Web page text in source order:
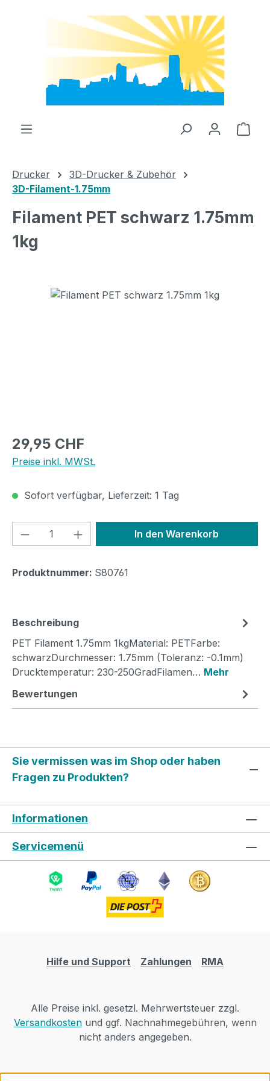
Zum Hauptinhalt springen
Drucker
3D-Drucker & Zubehör
3D-Filament-1.75mm
Filament PET schwarz 1.75mm
1kg
Bildergalerie überspringen
Regulärer Preis:
29,95 CHF
Preise inkl. MWSt.
Sofort verfügbar, Lieferzeit: 1 Tag
Produkt Anzahl: Gib denIn den Warenkorb
Produktnummer: S80761
Beschreibung
PET Filament 1.75mm 1kgMaterial: PETFarbe:
schwarzDurchmesser: 1.75mm (Toleranz: -0.1mm)
Drucktemperatur: 230-250GradFilamen… Mehr
Bewertungen
Sie vermissen was im Shop oder haben
Fragen zu Produkten?
Informationen
Servicemenü
Hilfe und Support Zahlungen RMA
Alle Preise inkl. gesetzl. Mehrwertsteuer zzgl.
Versandkostenund ggf. Nachnahmegebühren, wenn
nicht anders angegeben.